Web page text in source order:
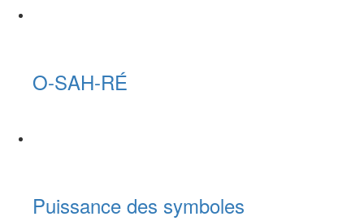
O-SAH-RÉ
Puissance des symboles